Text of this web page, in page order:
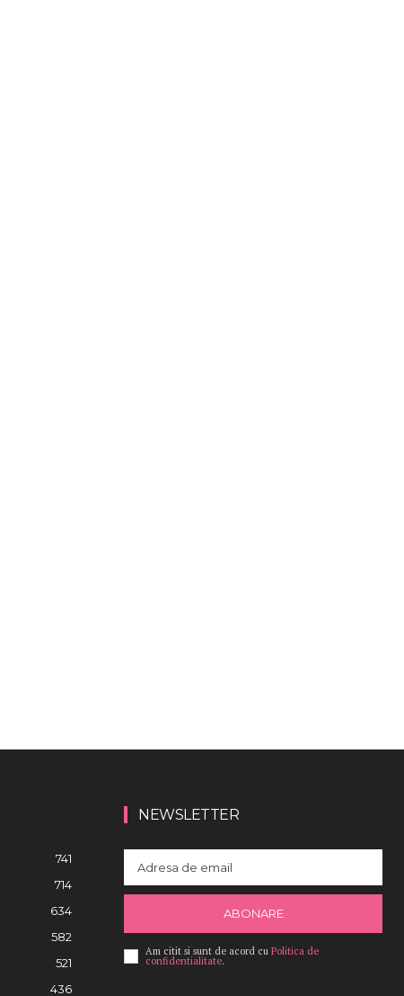
741
714
634
582
521
436
NEWSLETTER
ABONARE
Am citit si sunt de acord cu Politica de
confidentialitate.